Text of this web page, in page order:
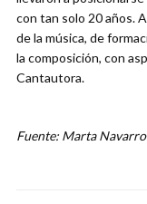
con tan solo 20 años.
de la música, de
la composición, con
Cantautora.
Fuente: Marta Navarro